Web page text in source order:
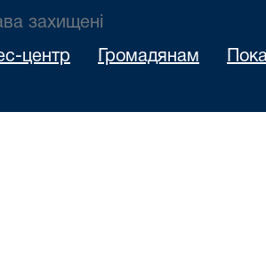
захищені
центр Громадянам